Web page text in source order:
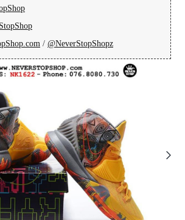
/ @NeverStopShopz